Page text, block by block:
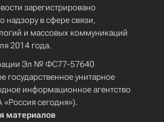
зарегистрировано
надзору в сфере связи,
и массовых коммуникаций
2014 года.
Эл № ФС77-57640
государственное унитарное
информационное агентство
сегодня»).
материалов